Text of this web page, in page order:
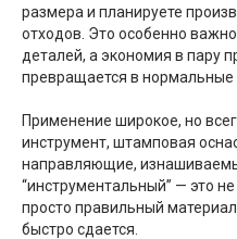
размера и планируете
отходов. Это особенно
деталей, а экономия в пару
превращается в нормальные
Применение широкое, но
инструмент, штамповая
направляющие,
“инструментальный” — это
просто правильный
быстро сдается.